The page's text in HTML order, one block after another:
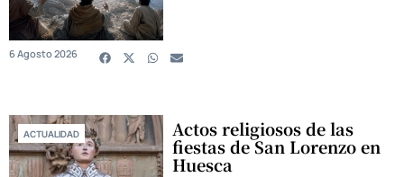
6 Agosto 2026
ACTUALIDAD Actos religiosos de las
fiestas de San Lorenzo en
Huesca